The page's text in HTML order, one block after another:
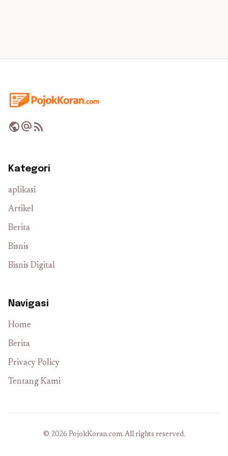
publicalternate_emailrss_feed
Kategori
aplikasi
Artikel
Berita
Bisnis
Bisnis Digital
Navigasi
Home
Berita
Privacy Policy
Tentang Kami
© 2026 PojokKoran.com. All rights reserved.